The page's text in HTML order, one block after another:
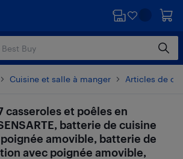
Cuisine et salle à manger Articles de
casseroles et poêles en
batterie de cuisine
amovible, batterie de
avec poignée amovible,